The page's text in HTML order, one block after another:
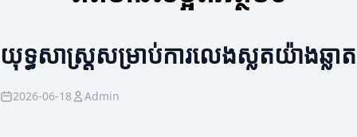
យុទ្ធសាស្ត្រសម្រាប់ការលេងស្លតយ៉ាងឆ្លាត
2026-06-18 Admin